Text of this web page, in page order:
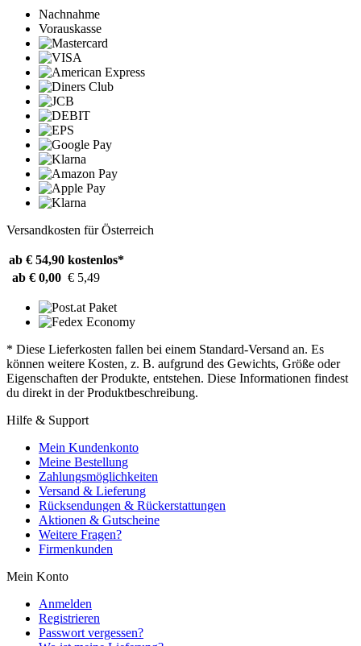
Nachnahme
Vorauskasse
Versandkosten für Österreich
ab € 54,90 kostenlos*
ab € 0,00 € 5,49
* Diese Lieferkosten fallen bei einem Standard-Versand an. Es
können weitere Kosten, z. B. aufgrund des Gewichts, Größe oder
Eigenschaften der Produkte, entstehen. Diese Informationen findest
du direkt in der Produktbeschreibung.
Hilfe & Support
Mein Kundenkonto
Meine Bestellung
Zahlungsmöglichkeiten
Versand & Lieferung
Rücksendungen & Rückerstattungen
Aktionen & Gutscheine
Weitere Fragen?
Firmenkunden
Mein Konto
Anmelden
Registrieren
Passwort vergessen?